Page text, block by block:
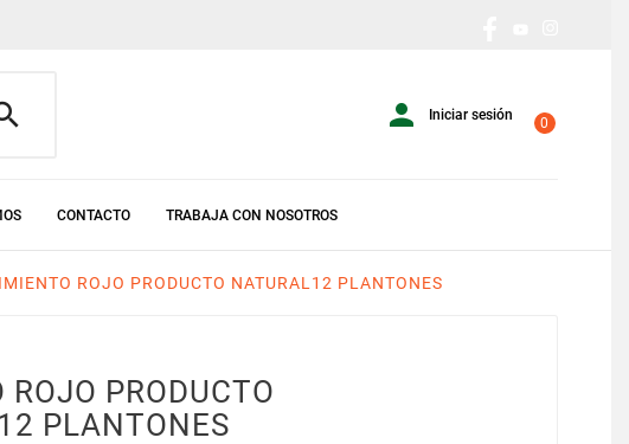
 Iniciar sesión 0
CONTACTO TRABAJA CON NOSOTROS
ROJO PRODUCTO NATURAL12 PLANTONES
PRODUCTO
PLANTONES